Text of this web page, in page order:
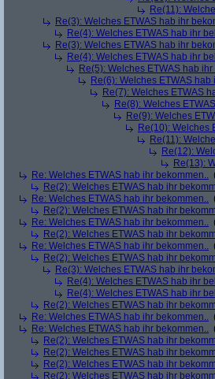
Re(11):
Re(3): Welches ETWAS hab ihr
Re(4): Welches ETWAS hab ihr
Re(3): Welches ETWAS hab ihr
Re(4): Welches ETWAS hab ihr
Re(5): Welches ETWAS hab
Re(6): Welches ETWAS hab
Re(7): Welches ETWAS
Re(8): Welches
Re(9): Welches
Re(10): Welches
Re(11):
Re(12):
Re(13):
Re: Welches ETWAS hab ihr bekommen..
Re(2): Welches ETWAS hab ihr
Re: Welches ETWAS hab ihr bekommen..
Re(2): Welches ETWAS hab ihr
Re: Welches ETWAS hab ihr bekommen..
Re(2): Welches ETWAS hab ihr
Re: Welches ETWAS hab ihr bekommen..
Re(2): Welches ETWAS hab ihr
Re(3): Welches ETWAS hab ihr
Re(4): Welches ETWAS hab ihr
Re(4): Welches ETWAS hab ihr
Re(2): Welches ETWAS hab ihr
Re: Welches ETWAS hab ihr bekommen..
Re: Welches ETWAS hab ihr bekommen..
Re(2): Welches ETWAS hab ihr
Re(2): Welches ETWAS hab ihr
Re(2): Welches ETWAS hab ihr
Re(2): Welches ETWAS hab ihr